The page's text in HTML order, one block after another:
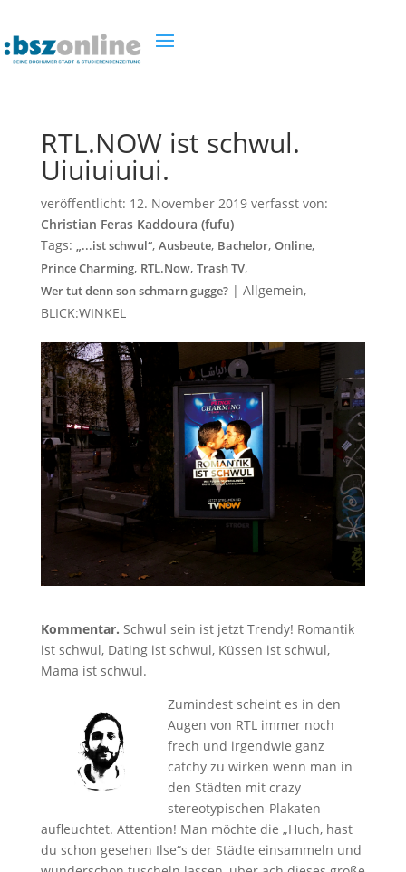
RTL.NOW ist schwul.
Uiuiuiuiui.
veröffentlicht: 12. November 2019verfasst von:
Christian Feras Kaddoura (fufu)
Tags: „...ist schwul“, Ausbeute, Bachelor, Online,
Prince Charming, RTL.Now, Trash TV,
Wer tut denn son schmarn gugge?| Allgemein,
BLICK:WINKEL
Kommentar. Schwul sein ist jetzt Trendy! Romantik
ist schwul, Dating ist schwul, Küssen ist schwul,
Mama ist schwul.
Zumindest scheint es in den
Augen von RTL immer noch
frech und irgendwie ganz
catchy zu wirken wenn man in
den Städten mit crazy
stereotypischen-Plakaten
aufleuchtet. Attention! Man möchte die „Huch, hast
du schon gesehen Ilse“s der Städte einsammeln und